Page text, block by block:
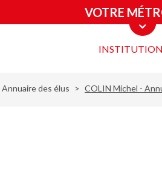
VOTRE
INSTITUTION
Annuaire des élus COLIN Michel -